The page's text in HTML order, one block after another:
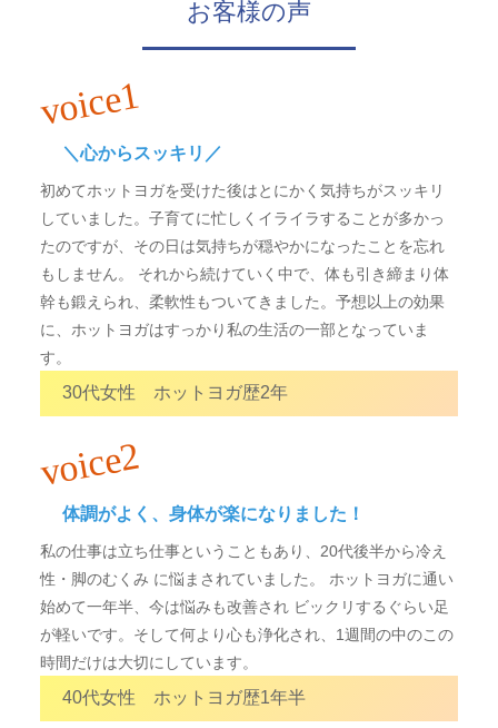
お客様の声
voice1
＼心からスッキリ／
初めてホットヨガを受けた後はとにかく気持ちがスッキリ
していました。子育てに忙しくイライラすることが多かっ
たのですが、その日は気持ちが穏やかになったことを忘れ
もしません。 それから続けていく中で、体も引き締まり体
幹も鍛えられ、柔軟性もついてきました。予想以上の効果
に、ホットヨガはすっかり私の生活の一部となっていま
す。
30代女性 ホットヨガ歴2年
voice2
体調がよく、身体が楽になりました！
私の仕事は立ち仕事ということもあり、20代後半から冷え
性・脚のむくみ に悩まされていました。 ホットヨガに通い
始めて一年半、今は悩みも改善され ビックリするぐらい足
が軽いです。そして何より心も浄化され、1週間の中のこの
時間だけは大切にしています。
40代女性 ホットヨガ歴1年半